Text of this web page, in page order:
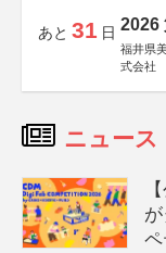
あと 31 日 2026
福井県
式会社
ニュース